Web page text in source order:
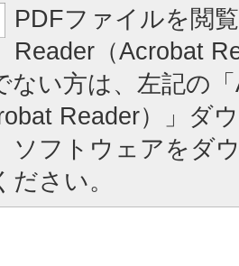
PDFファイルを閲
Reader（Acrobat
ない方は、左記の
Reader）」ダ
ソフトウェアをダ
ださい。